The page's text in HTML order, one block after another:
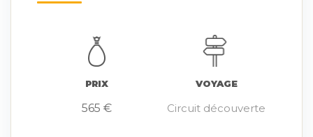
PRIX
565 €
VOYAGE
Circuit découverte